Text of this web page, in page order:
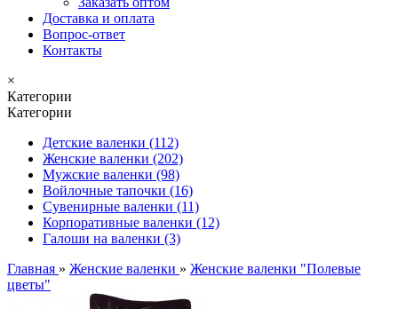
Доставка и оплата
Вопрос-ответ
Контакты
×
Категории
Категории
Детские валенки (112)
Женские валенки (202)
Мужские валенки (98)
Войлочные тапочки (16)
Сувенирные валенки (11)
Корпоративные валенки (12)
Галоши на валенки (3)
Главная » Женские валенки » Женские валенки "Полевые
цветы"